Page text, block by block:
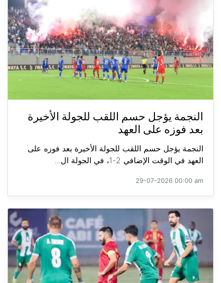
النجمة يؤجل حسم اللقب للجولة الأخيرة
بعد فوزه على العهد
النجمة يؤجل حسم اللقب للجولة الأخيرة بعد فوزه على
العهد في الوقت الإضافي 2-1، في الجولة ال...
29-07-2026 00:00 am